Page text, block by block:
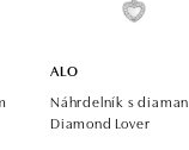
ALO
Náhrdelník s
Diamond Lover